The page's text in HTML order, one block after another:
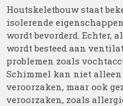
Houtskeletbouw staat
isolerende
wordt bevorderd. Echter,
wordt besteed aan
problemen zoals
Schimmel kan niet
veroorzaken, maar ook
veroorzaken, zoals